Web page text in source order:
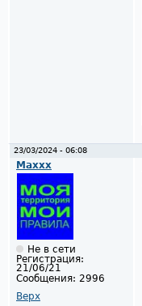
23/03/2024 - 06:08
Maxxx
Не в сети
Регистрация:
21/06/21
Сообщения: 2996
Верх